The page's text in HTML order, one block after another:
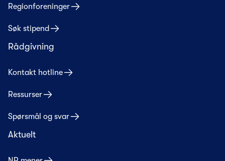
Regionforeninger
Søk stipend
Rådgivning
Kontakt hotline
Ressurser
Spørsmål og svar
Aktuelt